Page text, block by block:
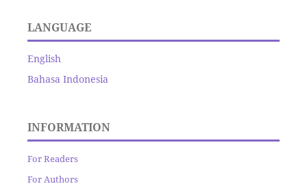
LANGUAGE
English
Bahasa Indonesia
INFORMATION
For Readers
For Authors